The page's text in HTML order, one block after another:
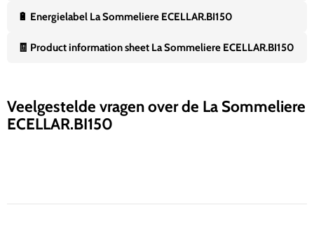
🔋 Energielabel La Sommeliere ECELLAR.BI150
🧾 Product information sheet La Sommeliere ECELLAR.BI150
Veelgestelde vragen over de La Sommeliere
ECELLAR.BI150